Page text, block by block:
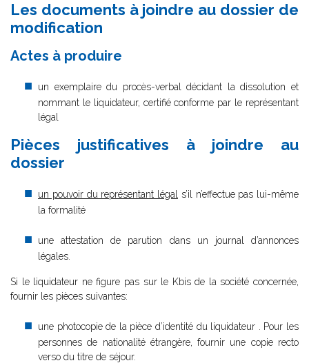
Les documents à joindre au dossier de
modification
Actes à produire
un exemplaire du procès-verbal décidant la dissolution et
nommant le liquidateur, certifié conforme par le représentant
légal
Pièces justificatives à joindre au
dossier
un pouvoir du représentant légal
s’il n’effectue pas lui-même
la formalité
une attestation de parution dans un journal d’annonces
légales.
Si le liquidateur ne figure pas sur le Kbis de la société concernée,
fournir les pièces suivantes:
une photocopie de la pièce d’identité du liquidateur . Pour les
personnes de nationalité étrangère, fournir une copie recto
verso du titre de séjour.